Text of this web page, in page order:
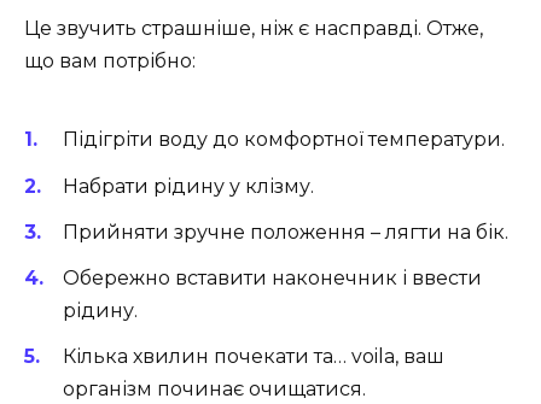
Це звучить страшніше, ніж є насправді. Отже,
що вам потрібно:
Підігріти воду до комфортної температури.
Набрати рідину у клізму.
Прийняти зручне положення – лягти на бік.
Обережно вставити наконечник і ввести
рідину.
Кілька хвилин почекати та… voila, ваш
організм починає очищатися.